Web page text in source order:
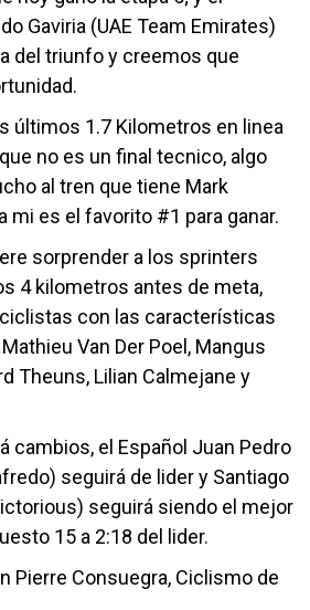
Gaviria (UAE Team Emirates)
del triunfo y creemos que
últimos 1.7 Kilometros en linea
no es un final tecnico, algo
al tren que tiene Mark
mi es el favorito #1 para ganar.
sorprender a los sprinters
4 kilometros antes de meta,
con las características
Van Der Poel, Mangus
Theuns, Lilian Calmejane y
cambios, el Español Juan Pedro
seguirá de lider y Santiago
seguirá siendo el mejor
15 a 2:18 del lider.
Pierre Consuegra, Ciclismo de